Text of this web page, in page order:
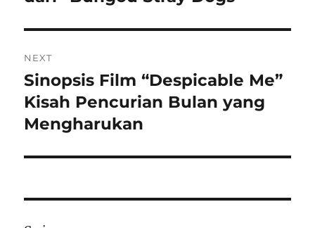
NEXT
Next
post:
Sinopsis Film “Despicable Me”
Kisah Pencurian Bulan yang
Mengharukan